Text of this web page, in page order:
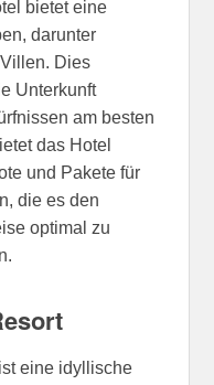
bietet eine
darunter
Dies
Unterkunft
am besten
das Hotel
und Pakete für
die es den
optimal zu
eine idyllische